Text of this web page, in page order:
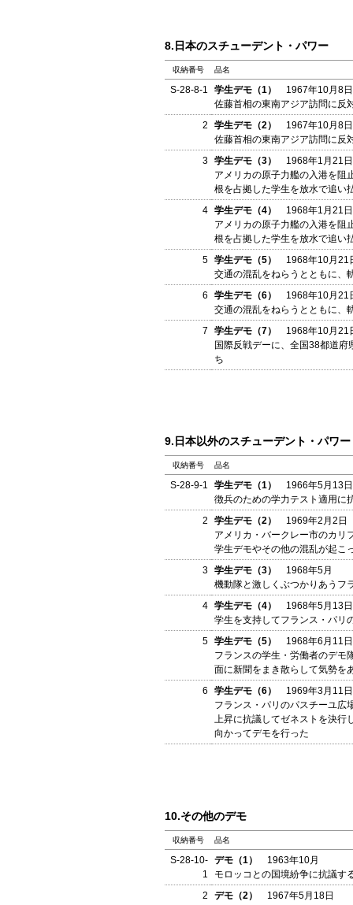
8.日本のスチューデント・パワー
収納番号 品名
S-28-8-1 学生デモ（1）
1967年10月8日
佐藤首相の東南アジア訪問に反
2
学生デモ（2）
1967年10月8日
佐藤首相の東南アジア訪問に反
3 学生デモ（3）
1968年1月21日
アメリカの原子力艦の入港を阻
根を占拠した学生を放水で追い
4 学生デモ（4）
1968年1月21日
アメリカの原子力艦の入港を阻
根を占拠した学生を放水で追い
5 学生デモ（5）
1968年10月21
交通の混乱をねらうとともに、
6
学生デモ（6）
1968年10月21
交通の混乱をねらうとともに、
7
学生デモ（7）
1968年10月21
国際反戦デーに、全国38都道
ち
9.日本以外のスチューデント・パワー
収納番号 品名
S-28-9-1 学生デモ（1）
1966年5月13日
徴兵のための学力テスト適用に
2
学生デモ（2）
1969年2月2日
アメリカ・バークレー市のカリ
学生デモやその他の混乱が起こ
3 学生デモ（3）
1968年5月
機動隊と激しくぶつかりあうフ
4 学生デモ（4）
1968年5月13日
学生を支持してフランス・パリ
5 学生デモ（5）
1968年6月11日
フランスの学生・労働者のデモ
面に新聞をまき散らして気勢を
6
学生デモ（6）
1969年3月11日
フランス・パリのパスチーユ広
上昇に抗議してゼネストを決行
向かってデモを行った
10.その他のデモ
収納番号 品名
S-28-10-
1
デモ（1）
1963年10月
モロッコとの国境紛争に抗議す
2
デモ（2）
1967年5月18日